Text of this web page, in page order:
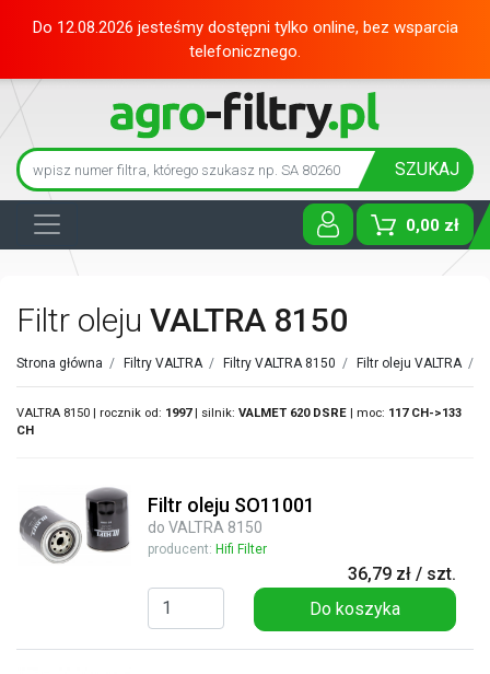
Do 12.08.2026 jesteśmy dostępni tylko online, bez wsparcia
telefonicznego.
SZUKAJ
0,00 zł
Toggle
Filtr oleju VALTRA 8150
Strona główna / Filtry VALTRA/ Filtry VALTRA 8150 / Filtr oleju VALTRA/
VALTRA 8150 | rocznik od: 1997| silnik: VALMET 620 DSRE | moc: 117 CH->133
CH
Filtr oleju SO11001
do VALTRA 8150
producent: Hifi Filter
36,79 zł / szt.
Do koszyka